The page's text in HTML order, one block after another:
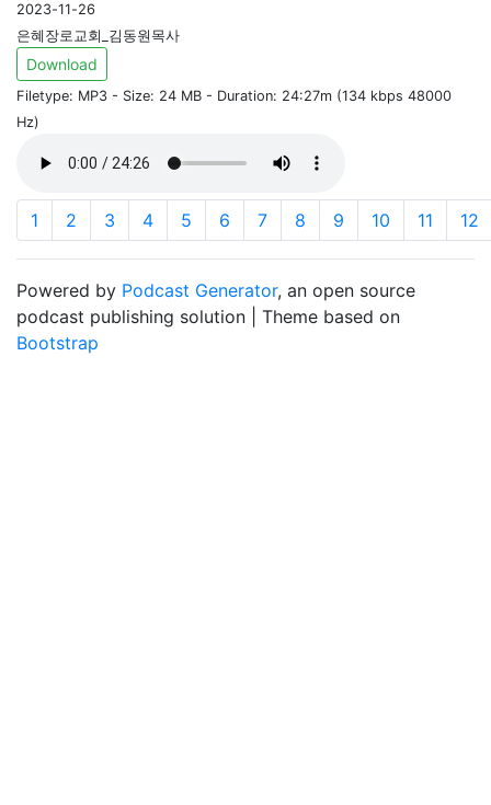
2023-11-26
은혜장로교회_김동원목사
Download
Filetype: MP3 - Size: 24 MB - Duration: 24:27m (134 kbps 48000
Hz)
1 2 3 4 5 6 7 8 9 10 11 12
Powered by Podcast Generator, an open source
podcast publishing solution | Theme based on
Bootstrap